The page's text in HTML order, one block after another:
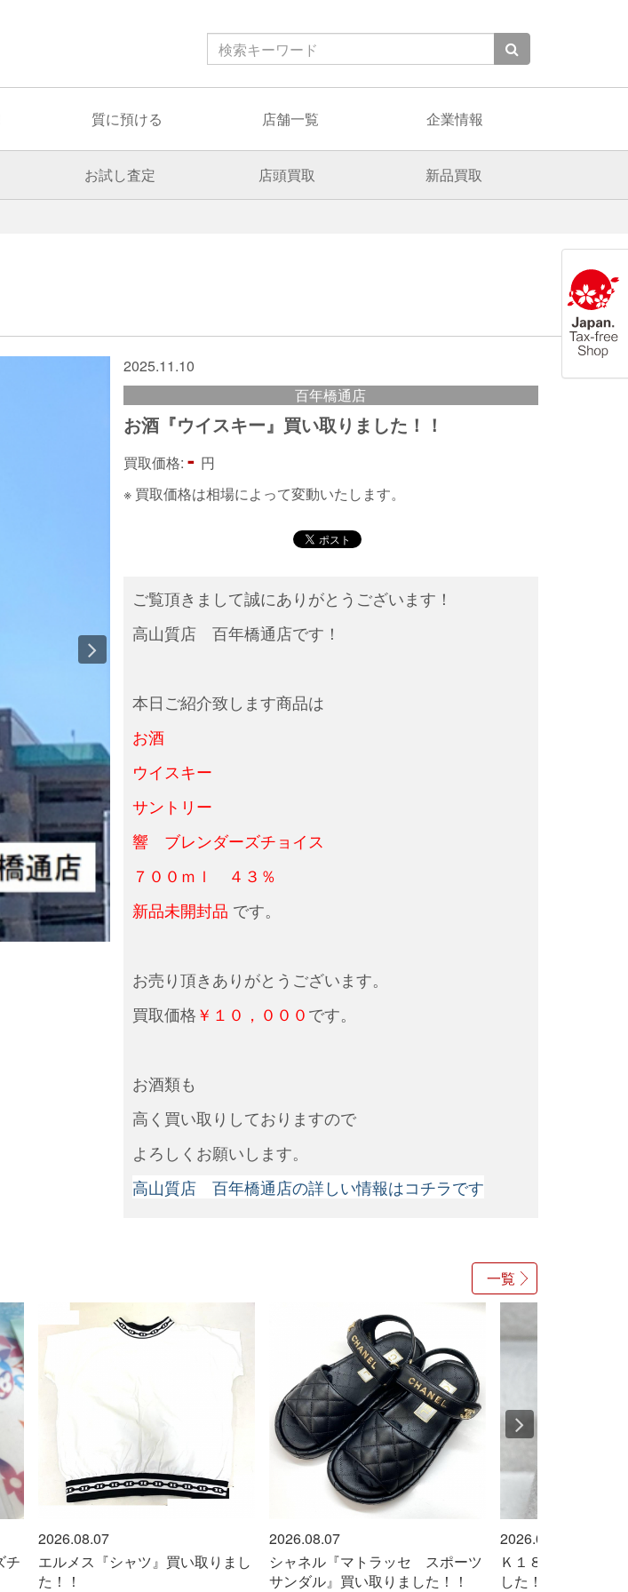
質に預ける 店舗一覧 企業情報
お試し査定 店頭買取 新品買取
2025.11.10
百年橋通店
お酒『ウイスキー』買い取りました！！
買取価格:- 円
※ 買取価格は相場によって変動いたします。
ご覧頂きまして誠にありがとうございます！
高山質店 百年橋通店です！
本日ご紹介致します商品は
お酒
ウイスキー
サントリー
響 ブレンダーズチョイス
７００ｍｌ ４３％
新品未開封品 です。
お売り頂きありがとうございます。
買取価格￥１０，０００です。
お酒類も
高く買い取りしておりますので
よろしくお願いします。
高山質店 百年橋通店の詳しい情報はコチラです
一覧
2026.08.07
エルメス『シャツ』買い取りまし
た！！
2026.08.07
シャネル『マトラッセ スポーツ
サンダル』買い取りました！！
2026.08.07
Ｋ１８『切れてる指輪』
した！